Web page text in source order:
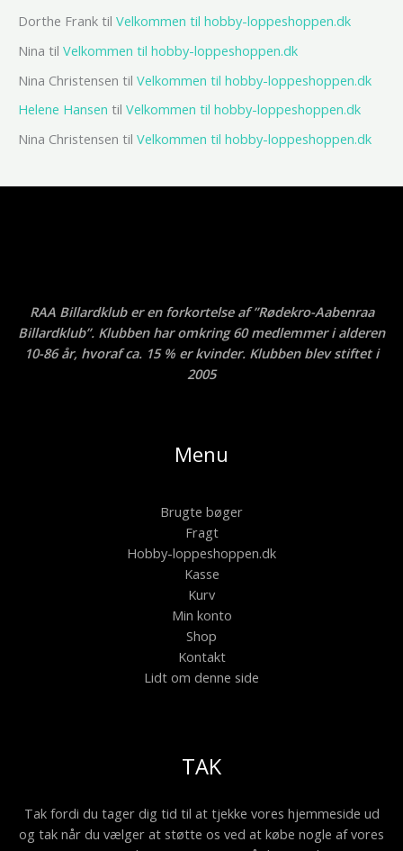
Dorthe Frank til Velkommen til hobby-loppeshoppen.dk
Nina til Velkommen til hobby-loppeshoppen.dk
Nina Christensen til Velkommen til hobby-loppeshoppen.dk
Helene Hansen til Velkommen til hobby-loppeshoppen.dk
Nina Christensen til Velkommen til hobby-loppeshoppen.dk
RAA Billardklub er en forkortelse af ”Rødekro-Aabenraa
Billardklub”. Klubben har omkring 60 medlemmer i alderen
10-86 år, hvoraf ca. 15 % er kvinder. Klubben blev stiftet i
2005
Menu
Brugte bøger
Fragt
Hobby-loppeshoppen.dk
Kasse
Kurv
Min konto
Shop
Kontakt
Lidt om denne side
TAK
Tak fordi du tager dig tid til at tjekke vores hjemmeside ud
og tak når du vælger at støtte os ved at købe nogle af vores